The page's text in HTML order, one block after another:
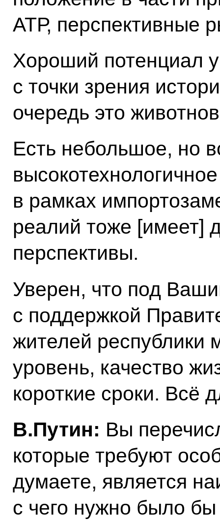
АТР, перспективные
Хороший потенциал у
с точки зрения
очередь это
Есть небольшое, но
в рамках
реалий тоже [имеет]
перспективы.
Уверен, что под
с поддержкой
жителей республики
уровень, качество
короткие сроки. Всё
В.Путин: Вы
которые требуют
думаете, является
с чего нужно было